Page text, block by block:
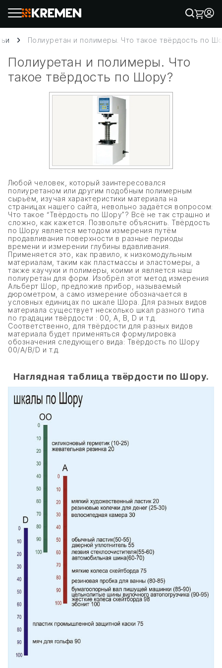
Полиуретан и полимеры. Что такое твёрдость по
Полиуретан и полимеры. Что
такое твёрдость по Шору?
Любой человек, который заинтересовался
полиуретаном или другим подобным полимерным
сырьём, изучая характеристики материала на
страницах нашего сайта, невольно задаётся вопросом:
Что такое “Твёрдость по Шору”? Всё не так страшно и
сложно, как кажется. Позвольте объяснить. Твёрдость
по Шору является методом измерения путём
продавливания поверхности в разные периоды
времени и измерении глубины вдавливания.
Применяется это, как правило, к низкомодульным
материалам, таким как пластмассы и эластомеры, а
также каучуки и полимеры, коими и является наш
полиуретан для форм. Изобрёл этот метод измерения
Альберт Шор, предложив прибор, называемый
дюрометром, а само измерение обозначается в
условных единицах по шкале Шора. Для разных видов
материала существует несколько шкал разного типа
по градации твёрдости : 00, А, B, D и т.д.
Соответственно, для твёрдости для разных видов
материала будет применяться формулировка
обозначения следующего вида: Твёрдость по Шору
00/A/B/D и т.д.
Наглядная таблица твёрдости по Шору.